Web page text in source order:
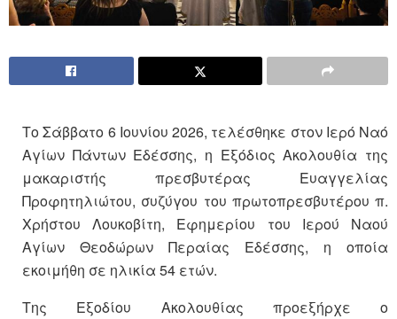
Το Σάββατο 6 Ιουνίου 2026, τελέσθηκε στον Ιερό Ναό
Αγίων Πάντων Εδέσσης, η Εξόδιος Ακολουθία της
μακαριστής πρεσβυτέρας Ευαγγελίας
Προφητηλιώτου, συζύγου του πρωτοπρεσβυτέρου π.
Χρήστου Λουκοβίτη, Εφημερίου του Ιερού Ναού
Αγίων Θεοδώρων Περαίας Εδέσσης, η οποία
εκοιμήθη σε ηλικία 54 ετών.
Της Εξοδίου Ακολουθίας προεξήρχε ο